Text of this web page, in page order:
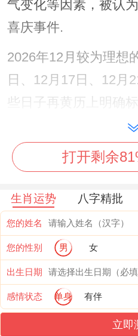
气变化等因素，被认
喜庆事件.
2026年12月较为理想
日、12月17日、12月
些日子再黄历上明确
12月4日:冬季良辰吉日
十六）是2026年12月
子...这天是丙午水年己
属桑柘木，岁煞南,鼠
括天德，月德、天马
证、造车器，出行、
活动，在这一天的值
打开剩余
生肖运势 八字精批
您的姓名
您的性别 男 女
出生日期
感情状态 单身 有伴
立即